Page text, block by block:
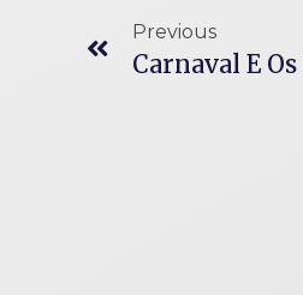
Previous
Carnaval E